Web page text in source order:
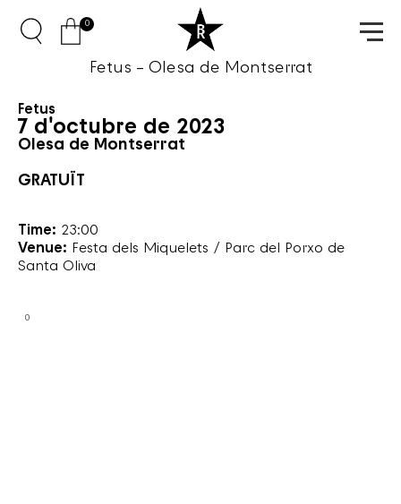
Fetus – Olesa de Montserrat
0
Fetus
7 d'octubre de 2023
Olesa de Montserrat
GRATUÏT
Time: 23:00
Venue: Festa dels Miquelets / Parc del Porxo de
Santa Oliva
0